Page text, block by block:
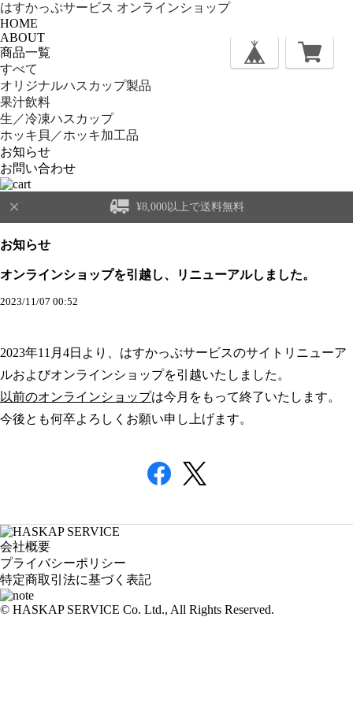
はすかっぷサービス オンラインショップ
HOME
ABOUT
商品一覧
すべて
オリジナルハスカップ製品
果汁飲料
生／冷凍ハスカップ
ホッキ貝／ホッキ加工品
お知らせ
お問い合わせ
¥8,000以上で送料無料
お知らせ
オンラインショップを引越し、リニューアルしました。
2023/11/07 00:52
2023年11月4日より、はすかっぷサービスのサイトリニューア
ルおよびオンラインショップを引越いたしました。
以前のオンラインショップは今月をもって終了いたします。
今後とも何卒よろしくお願い申し上げます。
会社概要
プライバシーポリシー
特定商取引法に基づく表記
© HASKAP SERVICE Co. Ltd., All Rights Reserved.